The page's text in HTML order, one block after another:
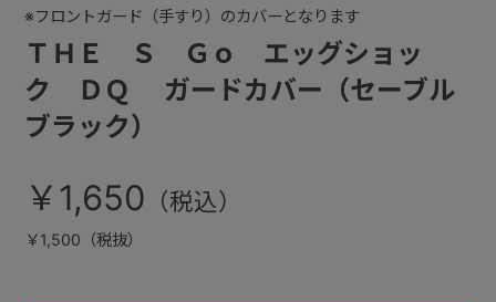
ＴＨＥ Ｓ Ｇｏ エッグショッ
ク ＤＱ ガードカバー（セーブル
ブラック）
※フロントガード（手すり）のカバーとなります
￥1,650
￥1,500（税抜）